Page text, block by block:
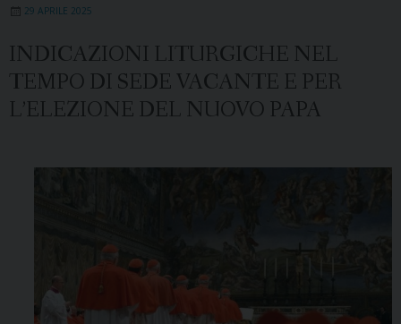
29 APRILE 2025
INDICAZIONI LITURGICHE NEL
TEMPO DI SEDE VACANTE E PER
L’ELEZIONE DEL NUOVO PAPA